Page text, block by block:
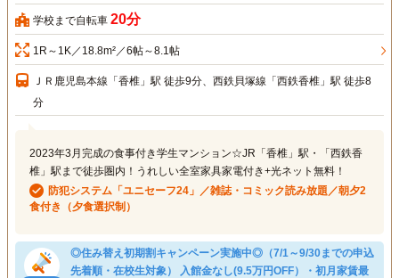
学校まで自転車 20分
1R～1K／18.8m²／6帖～8.1帖
ＪＲ鹿児島本線「香椎」駅 徒歩9分、西鉄貝塚線「西鉄香椎」駅 徒歩8
分
2023年3月完成の食事付き学生マンション☆JR「香椎」駅・「西鉄香
椎」駅まで徒歩圏内！うれしい全室家具家電付き+光ネット無料！
防犯システム「ユニセーフ24」／雑誌・コミック読み放題／朝夕2
食付き（夕食選択制）
◎住み替え初期割キャンペーン実施中◎（7/1～9/30までの申込
先着順・在校生対象） 入館金なし(9.5万円OFF）・初月家賃最